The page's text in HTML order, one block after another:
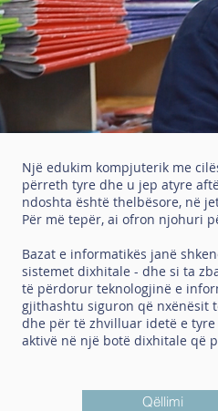
Një edukim kompjuterik me
përreth tyre dhe u jep atyre
ndoshta është thelbësore, në
Për më tepër, ai ofron njohuri
Bazat e informatikës janë
sistemet dixhitale - dhe si ta
të përdorur teknologjinë e
gjithashtu siguron që nxënësit
dhe për të zhvilluar idetë e
aktivë në një botë dixhitale që
Qëllimi